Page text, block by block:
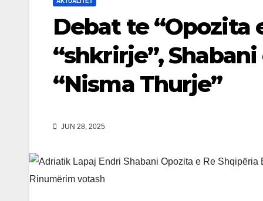
Debat te “Opozita
“shkrirje”,
“Nisma Thurje”
JUN 28, 2025